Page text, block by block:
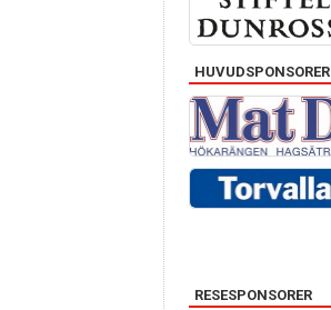
HUVUDSPONSORER
RESESPONSORER